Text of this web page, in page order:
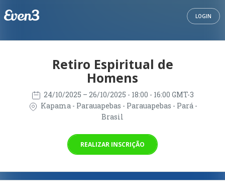
LOGIN
Retiro Espiritual de
Homens
24/10/2025 – 26/10/2025 - 18:00 - 16:00 GMT-3
Kapama - Parauapebas - Parauapebas - Pará -
Brasil
REALIZAR INSCRIÇÃO